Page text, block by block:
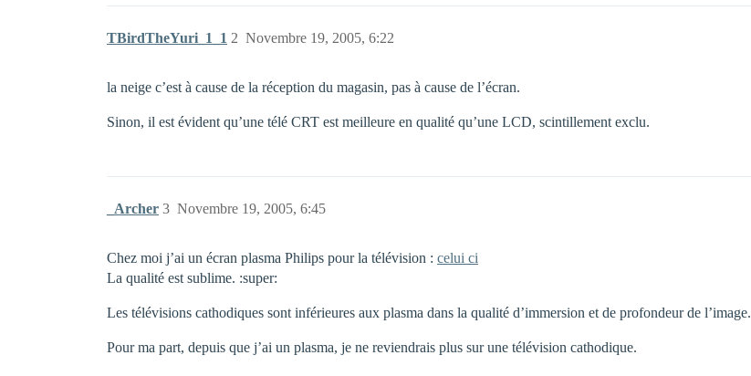
TBirdTheYuri_1_1 Novembre 19, 2005, 6:22
2
la neige c’est à cause de la réception du magasin, pas à cause de l’écran.
Sinon, il est évident qu’une télé CRT est meilleure en qualité qu’une LCD, scintillement exclu.
_Archer Novembre 19, 2005, 6:45
3
Chez moi j’ai un écran plasma Philips pour la télévision : celui ci
La qualité est sublime. :super:
Les télévisions cathodiques sont inférieures aux plasma dans la qualité d’immersion et de profondeur de l’image.
Pour ma part, depuis que j’ai un plasma, je ne reviendrais plus sur une télévision cathodique.